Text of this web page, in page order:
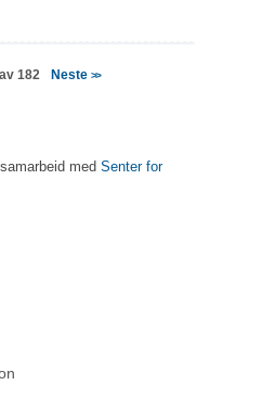
182 Neste >>
med Senter for